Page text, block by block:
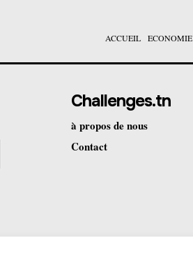
ACCUEIL ECONOMIE
Challenges.tn
à propos de nous
Contact